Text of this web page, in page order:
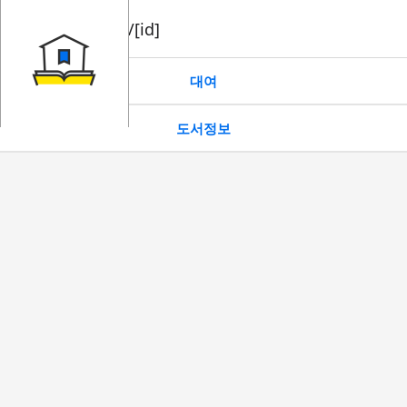
book/rent/[id]
대여
도서정보